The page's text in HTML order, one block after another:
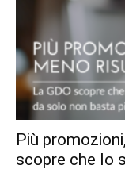
Più
scopre che lo